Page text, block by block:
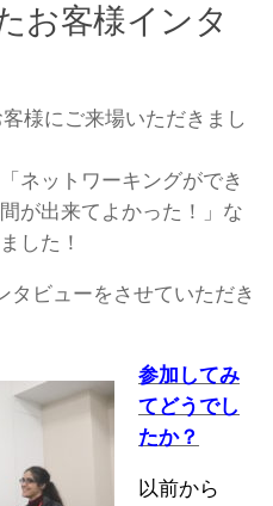
お客様インタ
様にご来場いただきまし
ネットワーキングができ
が出来てよかった！」な
した！
タビューをさせていただき
参加してみ
てどうでし
たか？
以前から